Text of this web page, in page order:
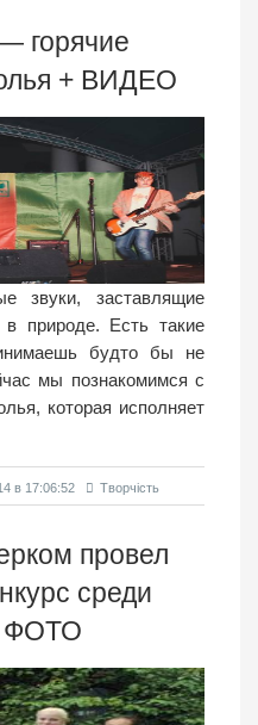
горячие
+ ВИДЕО
звуки, заставлящие
в природе. Есть такие
будто бы не
мы познакомимся с
которая исполняет
в 17:06:52 Творчість
провел
среди
ФОТО